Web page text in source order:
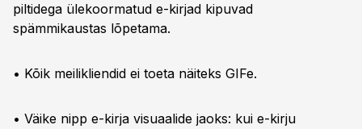
piltidega ülekoormatud e-kirjad kipuvad
spämmikaustas lõpetama.
• Kõik meilikliendid ei toeta näiteks GIFe.
• Väike nipp e-kirja visuaalide jaoks: kui e-kirju